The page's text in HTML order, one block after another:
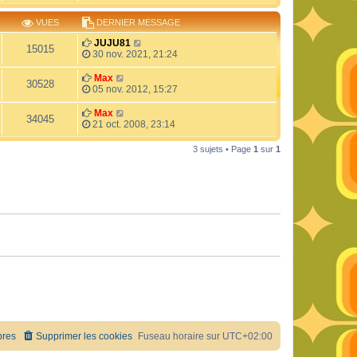
s
s
a
g
e
e
r
m
e
s
s
g
VUES DERNIER MESSAGE
15015
JUJU81
30 nov. 2021, 21:24
30528
Max
05 nov. 2012, 15:27
34045
Max
21 oct. 2008, 23:14
3 sujets • Page 1 sur 1
Fuseau horaire sur UTC+02:00
Supprimer les cookies